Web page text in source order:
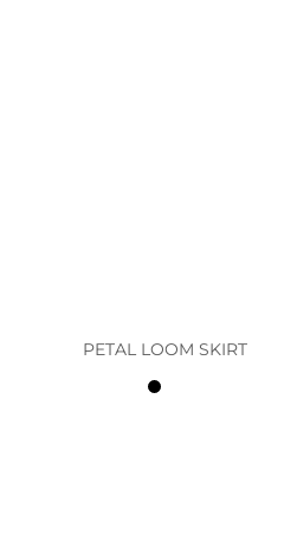
PETAL LOOM SKIRT